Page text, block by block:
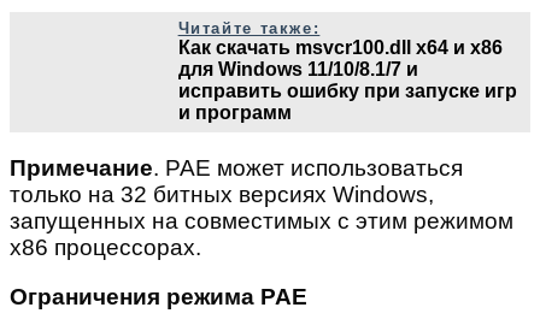
Читайте также:
Как скачать msvcr100.dll x64 и x86
для Windows 11/10/8.1/7 и
исправить ошибку при запуске игр
и программ
Примечание. PAE может использоваться
только на 32 битных версиях Windows,
запущенных на совместимых с этим режимом
x86 процессорах.
Ограничения режима PAE